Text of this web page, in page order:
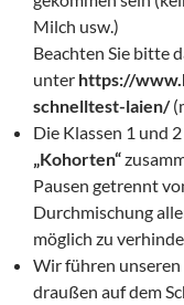
Milch usw.)
Beachten Sie bitte
unter https://
schnelltest-laien/
Die Klassen 1 und
„Kohorten“
Pausen getrennt
Durchmischung
möglich zu
Wir führen unseren
draußen auf dem